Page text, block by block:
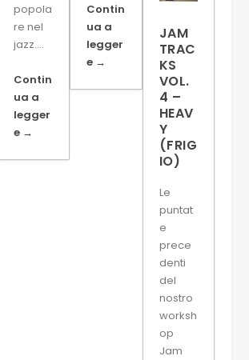
popola
re nel
jazz....
Contin
ua a
legger
e →
Contin
ua a
legger
e →
JAM
TRAC
KS
VOL.
4 –
HEAV
Y
(FRIG
IO)
Le
puntat
e
prece
denti
del
nostro
worksh
op
Jam